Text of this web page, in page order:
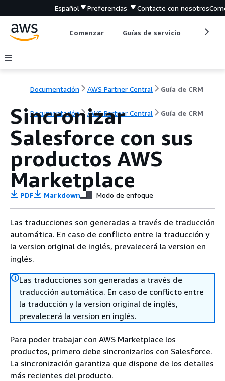
Español Preferencias Contacte con nosotros
Comenzar Guías de servicio
Documentación AWS Partner Central Guía de CRM
Documentación AWS Partner Central Guía de CRM
Sincronizar
Salesforce con sus
productos AWS
Marketplace
PDF Markdown Modo de enfoque
Las traducciones son generadas a través de traducción
automática. En caso de conflicto entre la traducción y
la version original de inglés, prevalecerá la version en
inglés.
Las traducciones son generadas a través de
traducción automática. En caso de conflicto entre
la traducción y la version original de inglés,
prevalecerá la version en inglés.
Para poder trabajar con AWS Marketplace los
productos, primero debe sincronizarlos con Salesforce.
La sincronización garantiza que dispone de los detalles
más recientes del producto.